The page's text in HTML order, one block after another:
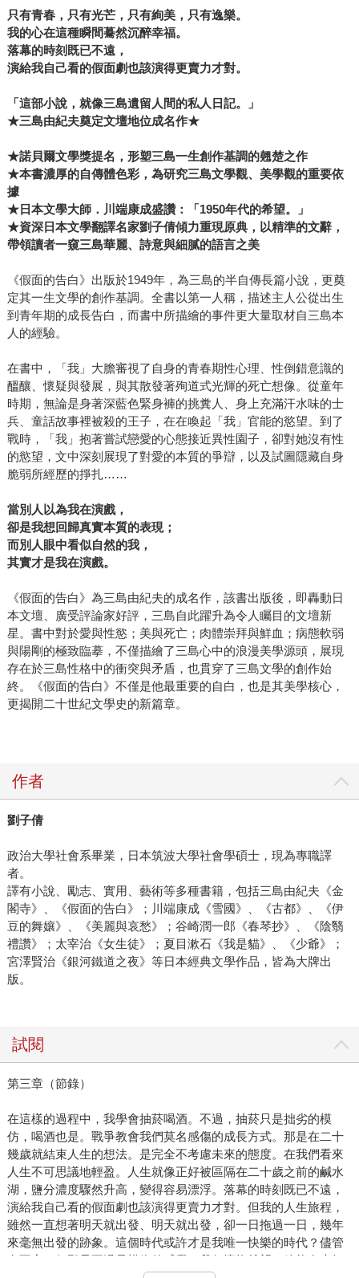
只有青春，只有光芒，只有絢美，只有逸樂。
我的心在這種瞬間驀然沉醉幸福。
落幕的時刻既已不遠，
演給我自己看的假面劇也該演得更賣力才對。
「這部小說，就像三島遺留人間的私人日記。」
★三島由紀夫奠定文壇地位成名作★
★諾貝爾文學獎提名，形塑三島一生創作基調的翹楚之作
★本書濃厚的自傳體色彩，為研究三島文學觀、美學觀的重要依
據
★日本文學大師．川端康成盛讚：「1950年代的希望。」
★資深日本文學翻譯名家劉子倩傾力重現原典，以精準的文辭，
帶領讀者一窺三島華麗、詩意與細膩的語言之美
《假面的告白》出版於1949年，為三島的半自傳長篇小說，更奠
定其一生文學的創作基調。全書以第一人稱，描述主人公從出生
到青年期的成長告白，而書中所描繪的事件更大量取材自三島本
人的經驗。
在書中，「我」大膽審視了自身的青春期性心理、性倒錯意識的
醞釀、懷疑與發展，與其散發著殉道式光輝的死亡想像。從童年
時期，無論是身著深藍色緊身褲的挑糞人、身上充滿汗水味的士
兵、童話故事裡被殺的王子，在在喚起「我」官能的慾望。到了
戰時，「我」抱著嘗試戀愛的心態接近異性園子，卻對她沒有性
的慾望，文中深刻展現了對愛的本質的爭辯，以及試圖隱藏自身
脆弱所經歷的掙扎……
當別人以為我在演戲，
卻是我想回歸真實本質的表現；
而別人眼中看似自然的我，
其實才是我在演戲。
《假面的告白》為三島由紀夫的成名作，該書出版後，即轟動日
本文壇、廣受評論家好評，三島自此躍升為令人矚目的文壇新
星。書中對於愛與性慾；美與死亡；肉體崇拜與鮮血；病態軟弱
與陽剛的極致臨摹，不僅描繪了三島心中的浪漫美學源頭，展現
存在於三島性格中的衝突與矛盾，也貫穿了三島文學的創作始
終。《假面的告白》不僅是他最重要的自白，也是其美學核心，
更揭開二十世紀文學史的新篇章。
作者
劉子倩
政治大學社會系畢業，日本筑波大學社會學碩士，現為專職譯
者。
譯有小說、勵志、實用、藝術等多種書籍，包括三島由紀夫《金
閣寺》、《假面的告白》；川端康成《雪國》、《古都》、《伊
豆的舞孃》、《美麗與哀愁》；谷崎潤一郎《春琴抄》、《陰翳
禮讚》；太宰治《女生徒》；夏目漱石《我是貓》、《少爺》；
宮澤賢治《銀河鐵道之夜》等日本經典文學作品，皆為大牌出
版。
試閱
第三章（節錄）
在這樣的過程中，我學會抽菸喝酒。不過，抽菸只是拙劣的模
仿，喝酒也是。戰爭教會我們莫名感傷的成長方式。那是在二十
幾歲就結束人生的想法。是完全不考慮未來的態度。在我們看來
人生不可思議地輕盈。人生就像正好被區隔在二十歲之前的鹹水
湖，鹽分濃度驟然升高，變得容易漂浮。落幕的時刻既已不遠，
演給我自己看的假面劇也該演得更賣力才對。但我的人生旅程，
雖然一直想著明天就出發、明天就出發，卻一日拖過一日，幾年
來毫無出發的跡象。這個時代或許才是我唯一快樂的時代？儘管
有不安，但那只不過是模糊的感覺，我仍懷抱希望，總能在未知